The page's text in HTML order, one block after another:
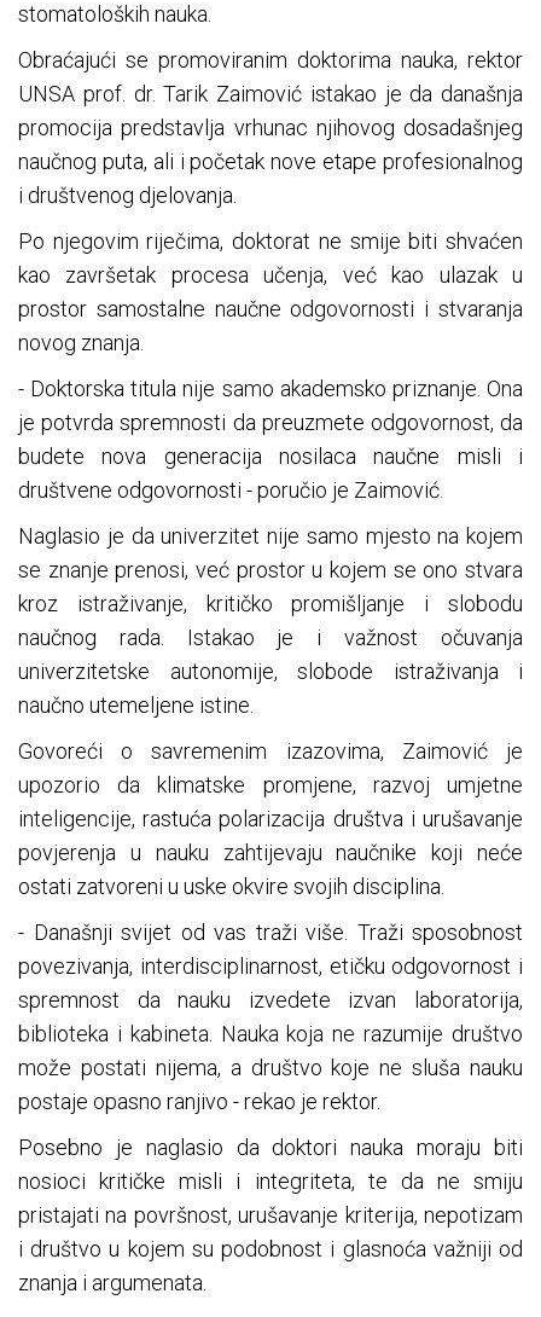
stomatoloških nauka.
Obraćajući se promoviranim doktorima nauka, rektor
UNSA prof. dr. Tarik Zaimović istakao je da današnja
promocija predstavlja vrhunac njihovog dosadašnjeg
naučnog puta, ali i početak nove etape profesionalnog
i društvenog djelovanja.
Po njegovim riječima, doktorat ne smije biti shvaćen
kao završetak procesa učenja, već kao ulazak u
prostor samostalne naučne odgovornosti i stvaranja
novog znanja.
- Doktorska titula nije samo akademsko priznanje. Ona
je potvrda spremnosti da preuzmete odgovornost, da
budete nova generacija nosilaca naučne misli i
društvene odgovornosti - poručio je Zaimović.
Naglasio je da univerzitet nije samo mjesto na kojem
se znanje prenosi, već prostor u kojem se ono stvara
kroz istraživanje, kritičko promišljanje i slobodu
naučnog rada. Istakao je i važnost očuvanja
univerzitetske autonomije, slobode istraživanja i
naučno utemeljene istine.
Govoreći o savremenim izazovima, Zaimović je
upozorio da klimatske promjene, razvoj umjetne
inteligencije, rastuća polarizacija društva i urušavanje
povjerenja u nauku zahtijevaju naučnike koji neće
ostati zatvoreni u uske okvire svojih disciplina.
- Današnji svijet od vas traži više. Traži sposobnost
povezivanja, interdisciplinarnost, etičku odgovornost i
spremnost da nauku izvedete izvan laboratorija,
biblioteka i kabineta. Nauka koja ne razumije društvo
može postati nijema, a društvo koje ne sluša nauku
postaje opasno ranjivo - rekao je rektor.
Posebno je naglasio da doktori nauka moraju biti
nosioci kritičke misli i integriteta, te da ne smiju
pristajati na površnost, urušavanje kriterija, nepotizam
i društvo u kojem su podobnost i glasnoća važniji od
znanja i argumenata.